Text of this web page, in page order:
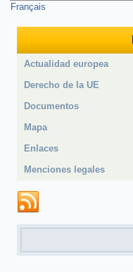
Français
Actualidad europea
Derecho de la UE
Documentos
Mapa
Enlaces
Menciones legales